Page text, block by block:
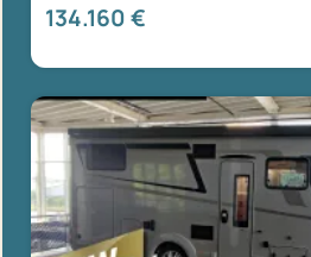
134.160 €